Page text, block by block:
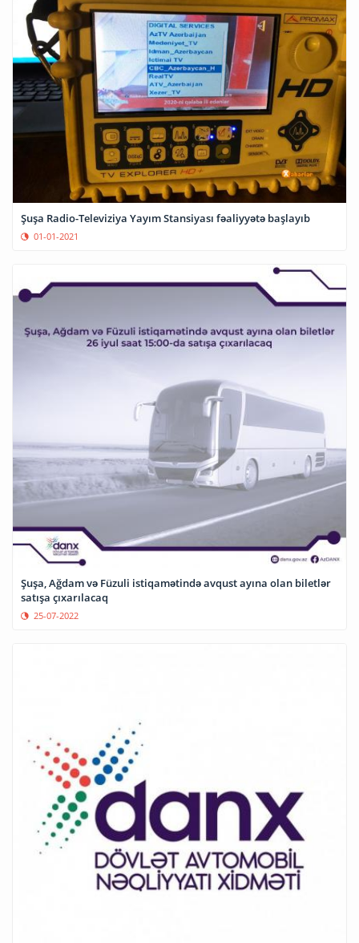
Şuşa Radio-Televiziya Yayım Stansiyası fəaliyyətə başlayıb
01-01-2021
Şuşa, Ağdam və Füzuli istiqamətində avqust ayına olan biletlər
satışa çıxarılacaq
25-07-2022